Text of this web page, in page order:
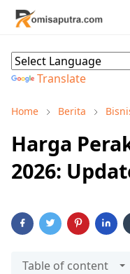
Translate
Home Berita
Harga
2026:
Table of content